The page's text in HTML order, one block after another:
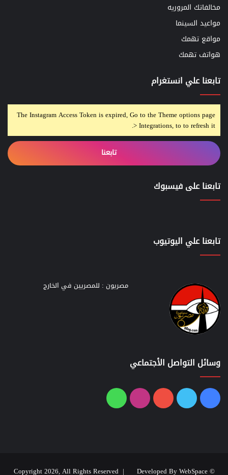
مخالفاتك المروريه
مواعيد السينما
مواقع تهمك
هواتف تهمك
تابعنا علي انستغرام
The Instagram Access Token is expired, Go to the Theme options page
> Integrations, to to refresh it.
تابعنا
تابعنا على فيسبوك
تابعنا علي اليوتيوب
مصريون : للمصريين في الخارج
وسائل التواصل الأجتماعي
فيسبوك
تويتر يوتيوبانستقرامواتساب
© Copyright 2026, All Rights Reserved |
Developed By WebSpace